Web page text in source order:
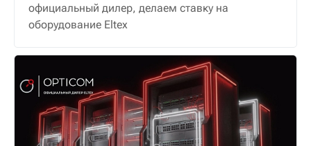
официальный дилер, делаем ставку на
оборудование Eltex